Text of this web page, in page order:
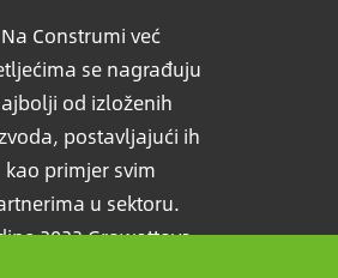
Na Construmi već
se nagrađuju
od izloženih
postavljajući ih
kao primjer svim
u sektoru.
2023 Growattova